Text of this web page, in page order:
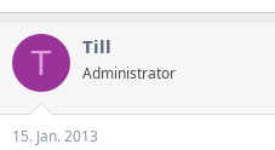
T Till
Administrator
15. Jan. 2013